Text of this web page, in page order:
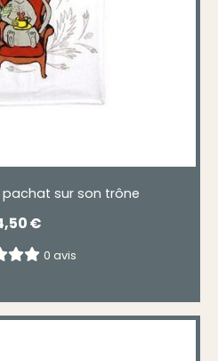
sur son trône
€
0 avis